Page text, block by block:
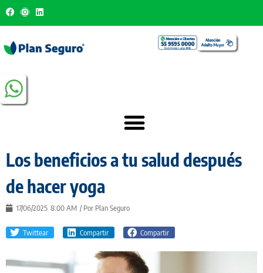
Los beneficios a tu salud después
de hacer yoga
17/06/2025 8:00 AM / Por Plan Seguro
Twittear Compartir Compartir